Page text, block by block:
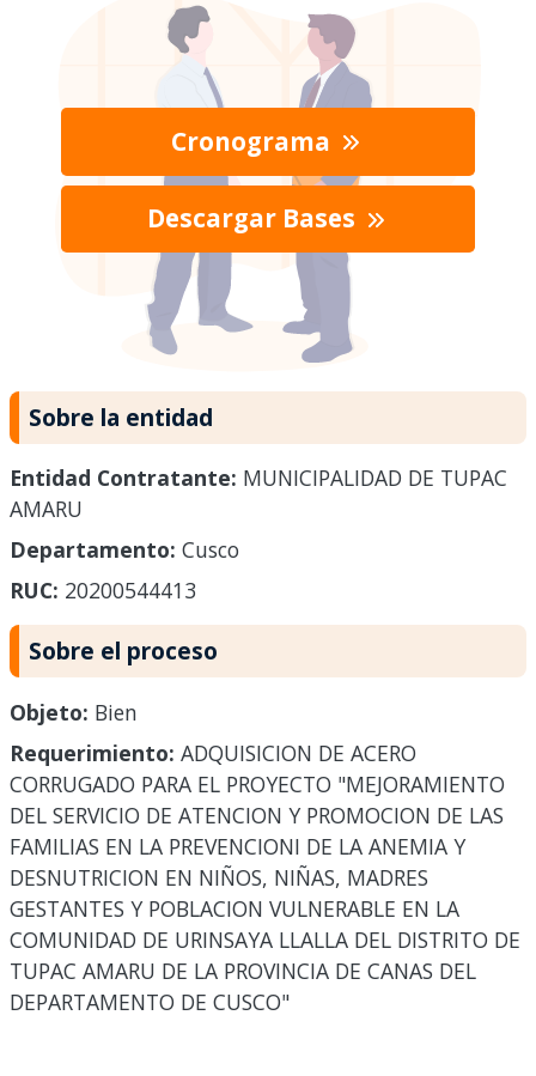
Cronograma
Descargar Bases
Sobre la entidad
Entidad Contratante: MUNICIPALIDAD DE TUPAC
AMARU
Departamento: Cusco
RUC: 20200544413
Sobre el proceso
Objeto: Bien
Requerimiento: ADQUISICION DE ACERO
CORRUGADO PARA EL PROYECTO "MEJORAMIENTO
DEL SERVICIO DE ATENCION Y PROMOCION DE LAS
FAMILIAS EN LA PREVENCIONI DE LA ANEMIA Y
DESNUTRICION EN NIÑOS, NIÑAS, MADRES
GESTANTES Y POBLACION VULNERABLE EN LA
COMUNIDAD DE URINSAYA LLALLA DEL DISTRITO DE
TUPAC AMARU DE LA PROVINCIA DE CANAS DEL
DEPARTAMENTO DE CUSCO"